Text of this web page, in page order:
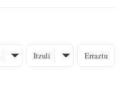
Itzuli Erraztu